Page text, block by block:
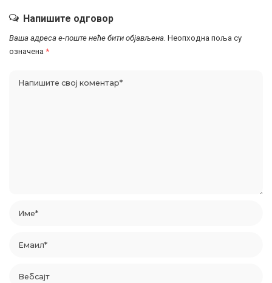
Напишите одговор
Ваша адреса е-поште неће бити објављена. Неопходна поља су
означена *